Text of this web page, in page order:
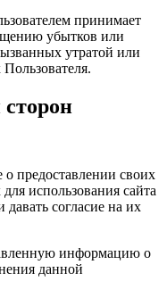
принимает
убытков или
утратой или
предоставлении своих
использования сайта
согласие на их
информацию о
данной